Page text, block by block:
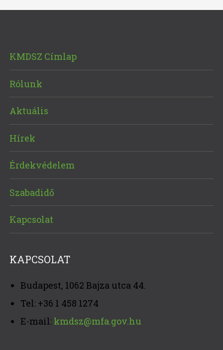
KMDSZ Címlap
Rólunk
Aktuális
Hírek
Érdekvédelem
Szabadidő
Kapcsolat
KAPCSOLAT
Budapest, 1062 Bajza utca 44.
Tel: +36 1 458 1274
E-mail: kmdsz@mfa.gov.hu